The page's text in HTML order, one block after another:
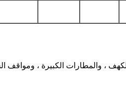
، والمطارات الكبيرة ،